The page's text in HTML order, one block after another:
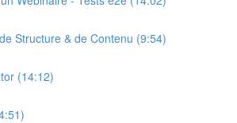
Structure & de Contenu (9:54)
(14:12)